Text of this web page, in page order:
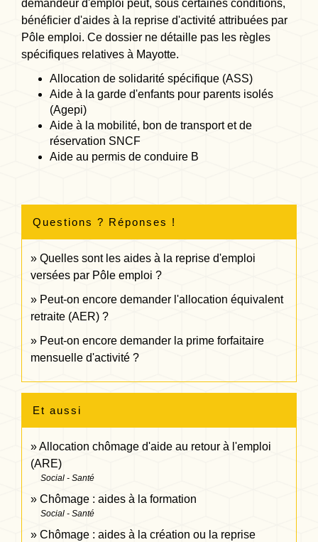
demandeur d'emploi peut, sous certaines conditions,
bénéficier d'aides à la reprise d'activité attribuées par
Pôle emploi. Ce dossier ne détaille pas les règles
spécifiques relatives à Mayotte.
Allocation de solidarité spécifique (ASS)
Aide à la garde d'enfants pour parents isolés
(Agepi)
Aide à la mobilité, bon de transport et de
réservation SNCF
Aide au permis de conduire B
Questions ? Réponses !
Quelles sont les aides à la reprise d'emploi
versées par Pôle emploi ?
Peut-on encore demander l'allocation équivalent
retraite (AER) ?
Peut-on encore demander la prime forfaitaire
mensuelle d'activité ?
Et aussi
Allocation chômage d'aide au retour à l'emploi
(ARE)
Social - Santé
Chômage : aides à la formation
Social - Santé
Chômage : aides à la création ou la reprise